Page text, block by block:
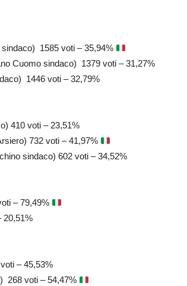
1585 voti – 35,94%
Cuomo sindaco) 1379 voti – 31,27%
1446 voti – 32,79%
410 voti – 23,51%
732 voti – 41,97%
sindaco) 602 voti – 34,52%
– 79,49%
20,51%
– 45,53%
268 voti – 54,47%